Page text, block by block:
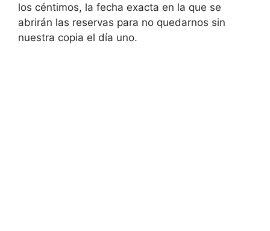
los céntimos, la fecha exacta en la que se
abrirán las reservas para no quedarnos sin
nuestra copia el día uno.